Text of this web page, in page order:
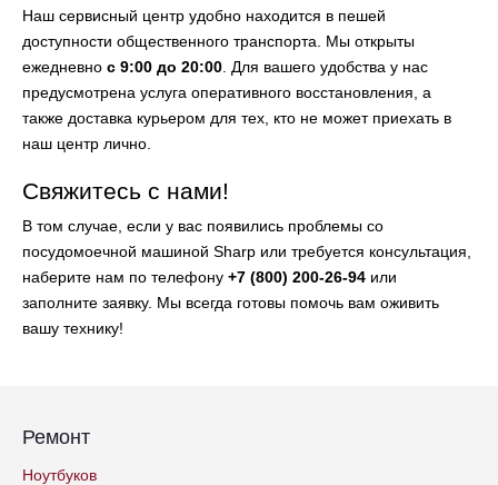
Наш сервисный центр удобно находится в пешей
доступности общественного транспорта. Мы открыты
ежедневно с 9:00 до 20:00 . Для вашего удобства у нас
предусмотрена услуга оперативного восстановления, а
также доставка курьером для тех, кто не может приехать в
наш центр лично.
Свяжитесь с нами!
В том случае, если у вас появились проблемы со
посудомоечной машиной Sharp или требуется консультация,
наберите нам по телефону +7 (800) 200-26-94 или
заполните заявку. Мы всегда готовы помочь вам оживить
вашу технику!
Ремонт
Ноутбуков